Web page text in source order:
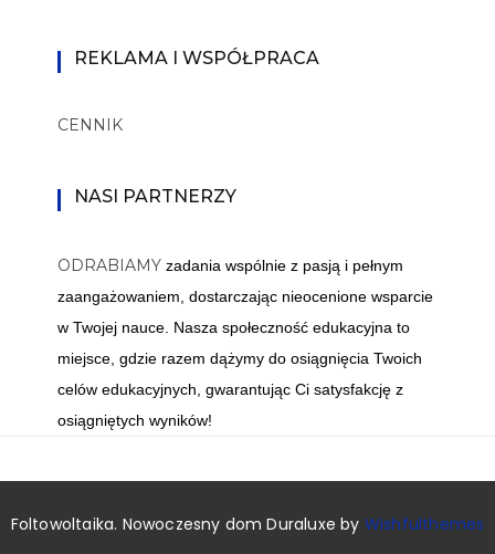
REKLAMA I WSPÓŁPRACA
CENNIK
NASI PARTNERZY
ODRABIAMYzadania wspólnie z pasją i pełnym
zaangażowaniem, dostarczając nieocenione wsparcie
w Twojej nauce. Nasza społeczność edukacyjna to
miejsce, gdzie razem dążymy do osiągnięcia Twoich
celów edukacyjnych, gwarantując Ci satysfakcję z
osiągniętych wyników!
Foltowoltaika. Nowoczesny dom Duraluxe by Wishfulthemes